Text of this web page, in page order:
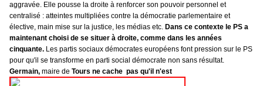
aggravée. Elle pousse la droite à renforcer son pouvoir personnel et
centralisé : atteintes multipliées contre la démocratie parlementaire et
élective, main mise sur la justice, les médias etc. Dans ce contexte le PS a
maintenant choisi de se situer à droite, comme dans les années
cinquante. Les partis sociaux démocrates européens font pression sur le PS
pour qu'il se transforme en parti social démocrate non sans résultat.
Germain, maire de Tours ne cache pas qu'il n'est